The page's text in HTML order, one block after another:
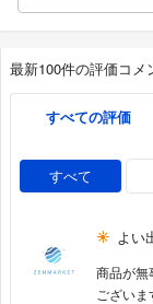
最新100件の評価コメ
すべての評価
すべて
よい
商品が無
ございま